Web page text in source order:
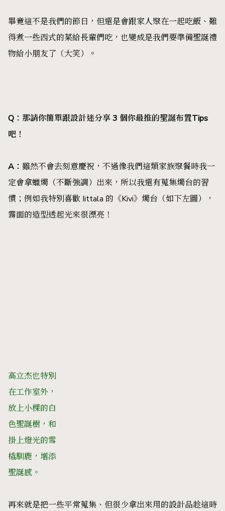
畢竟這不是我們的節日，但還是會跟家人聚在一起吃飯、難
得煮一些西式的菜給長輩們吃，也變成是我們要準備聖誕禮
物給小朋友了（大笑）。
Q ：那請你簡單跟設計迷分享 3 個你最推的聖誕布置Tips
吧！
A ： 雖然不會去刻意慶祝，不過像我們這類家族聚餐時我一
定會拿蠟燭（不斷強調）出來，所以我還有蒐集燭台的習
慣；例如我特別喜歡 Iittala 的《Kivi》燭台（如下左圖），
霧面的造型透起光來很漂亮！
高立杰也特別
在工作室外，
放上小棵的白
色聖誕樹，和
掛上燈光的雪
橇馴鹿，增添
聖誕感。
再來就是把一些平常蒐集、但很少拿出來用的設計品趁這時